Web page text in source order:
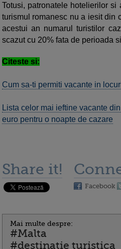
Totusi, patronatele hotelierilor
turismul romanesc nu a iesit din
acestui an numarul turistilor
scazut cu 20% fata de perioada
Citeste si:
Cum sa-ti permiti vacante in
Lista celor mai ieftine vacante
euro pentru o noapte de cazare
Share it!
Facebook
Mai multe despre:
#Malta
#destinatie turistica